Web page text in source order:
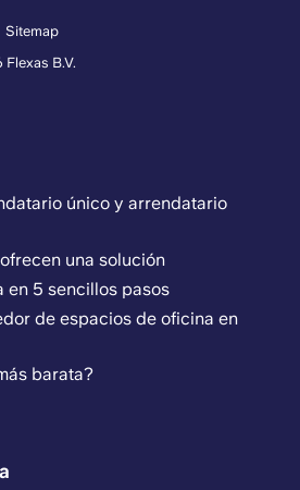
Sitemap
B.V.
único y arrendatario
una solución
en 5 sencillos pasos
de espacios de oficina en
barata?